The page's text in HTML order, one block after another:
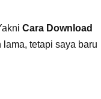
Cara Download
tetapi saya baru